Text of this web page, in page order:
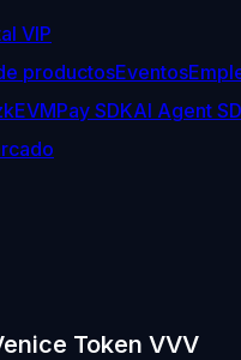
VIP
productosEventos
Pay SDKAI Agent
Token VVV